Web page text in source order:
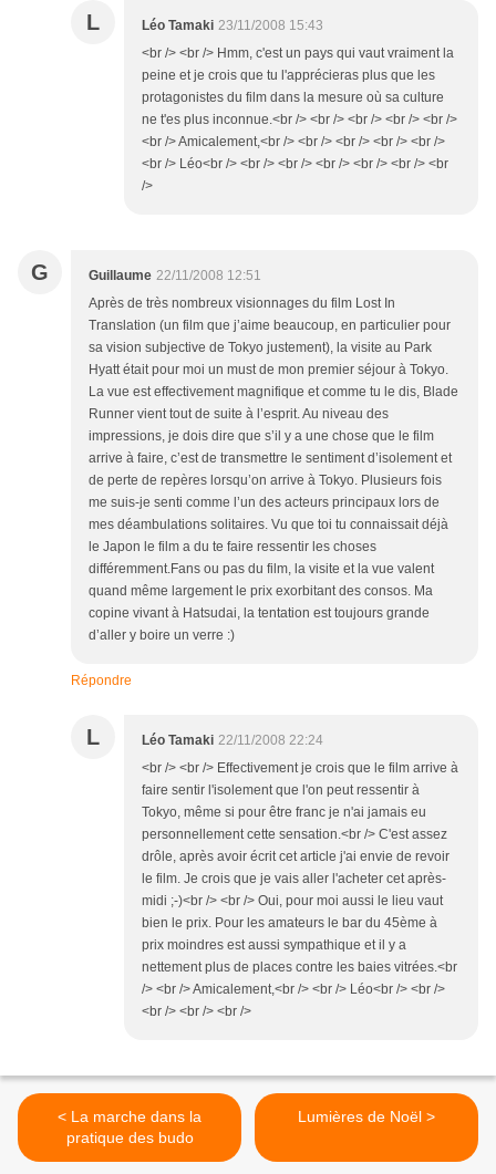
L Léo Tamaki 23/11/2008 15:43
<br /> <br /> Hmm, c'est un pays qui vaut vraiment la
peine et je crois que tu l'apprécieras plus que les
protagonistes du film dans la mesure où sa culture
ne t'es plus inconnue.<br /> <br /> <br /> <br /> <br />
<br /> Amicalement,<br /> <br /> <br /> <br /> <br />
<br /> Léo<br /> <br /> <br /> <br /> <br /> <br /> <br
/>
G Guillaume 22/11/2008 12:51
Après de très nombreux visionnages du film Lost In
Translation (un film que j’aime beaucoup, en particulier pour
sa vision subjective de Tokyo justement), la visite au Park
Hyatt était pour moi un must de mon premier séjour à Tokyo.
La vue est effectivement magnifique et comme tu le dis, Blade
Runner vient tout de suite à l’esprit. Au niveau des
impressions, je dois dire que s’il y a une chose que le film
arrive à faire, c’est de transmettre le sentiment d’isolement et
de perte de repères lorsqu’on arrive à Tokyo. Plusieurs fois
me suis-je senti comme l’un des acteurs principaux lors de
mes déambulations solitaires. Vu que toi tu connaissait déjà
le Japon le film a du te faire ressentir les choses
différemment.Fans ou pas du film, la visite et la vue valent
quand même largement le prix exorbitant des consos. Ma
copine vivant à Hatsudai, la tentation est toujours grande
d’aller y boire un verre :)
Répondre
L Léo Tamaki 22/11/2008 22:24
<br /> <br /> Effectivement je crois que le film arrive à
faire sentir l'isolement que l'on peut ressentir à
Tokyo, même si pour être franc je n'ai jamais eu
personnellement cette sensation.<br /> C'est assez
drôle, après avoir écrit cet article j'ai envie de revoir
le film. Je crois que je vais aller l'acheter cet après-
midi ;-)<br /> <br /> Oui, pour moi aussi le lieu vaut
bien le prix. Pour les amateurs le bar du 45ème à
prix moindres est aussi sympathique et il y a
nettement plus de places contre les baies vitrées.<br
/> <br /> Amicalement,<br /> <br /> Léo<br /> <br />
<br /> <br /> <br />
< La marche dans la
pratique des budo
Lumières de Noël >